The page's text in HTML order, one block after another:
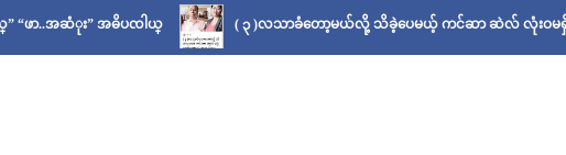
း” အဓိပၸါယ္ ( ၃ )လသာခံတော့မယ်လို့ သိခဲ့ပေမယ့် ကင်ဆာ ဆဲလ် လုံးဝမရှိတော့တဲ့ အသ